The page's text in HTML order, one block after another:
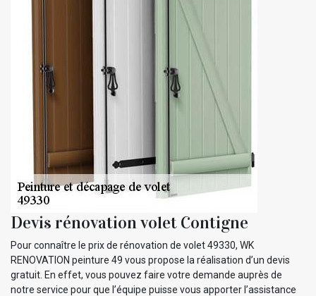
Devis rénovation volet Contigne
Pour connaître le prix de rénovation de volet 49330, WK
RENOVATION peinture 49 vous propose la réalisation d’un devis
gratuit. En effet, vous pouvez faire votre demande auprès de
notre service pour que l’équipe puisse vous apporter l’assistance